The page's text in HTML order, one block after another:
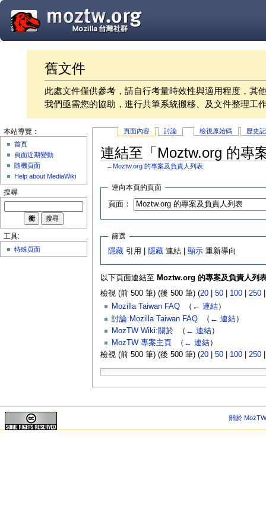
舊文件
此處文件僅供參考，請自行考量時效性與適用程度，其
我們亟需您的協助，進行共筆系統搬移、及文件整理工
頁面內容 討論 檢視原始碼 歷史
連結至「Moztw.org 的專
← Moztw.org 的專案及負責人列表
連向本頁的頁面
頁面：
篩選
隱藏 引用 | 隱藏 連結 |顯示 重新導向
以下頁面連結至 Moztw.org 的專案及負責人列
檢視 (前 500 筆) (後 500 筆) (20| 50| 100| 250
Mozilla Taiwan FAQ‎ （ ← 連結）
討論:Mozilla Taiwan FAQ‎ （ ← 連結）
MozTW Wiki:關於‎ （ ← 連結）
MozTW 專案主頁
（ ← 連結）
檢視 (前 500 筆) (後 500 筆) (20| 50| 100| 250
本站導覽：
首頁
頁面近期變動
隨機頁面
Help about MediaWiki
搜尋
工具:
特殊頁面
關於